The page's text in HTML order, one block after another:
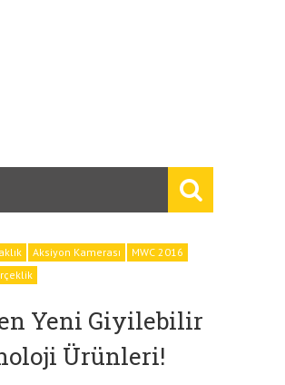
Aksiyon Kamerası
MWC 2016
Yeni Giyilebilir
Ürünleri!